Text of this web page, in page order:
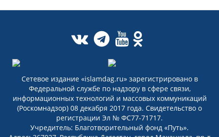
Сетевое издание «islamdag.ru» зарегистрировано в
Федеральной службе по надзору в сфере связи,
информационных технологий и массовых коммуникаций
(Роскомнадзор) 08 декабря 2017 года. Свидетельство о
регистрации Эл № ФС77-71717.
Учредитель: Благотворительный фонд «Путь».